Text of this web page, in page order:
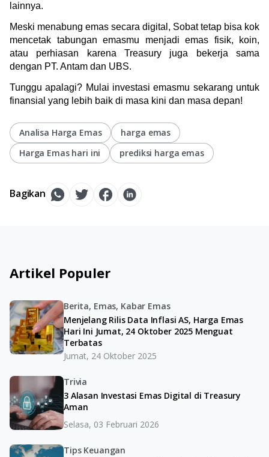
lainnya.
Meski menabung emas secara digital, Sobat tetap bisa kok
mencetak tabungan emasmu menjadi emas fisik, koin,
atau perhiasan karena Treasury juga bekerja sama
dengan PT. Antam dan UBS.
Tunggu apalagi? Mulai investasi emasmu sekarang untuk
finansial yang lebih baik di masa kini dan masa depan!
Analisa Harga Emas
harga emas
Harga Emas hari ini
prediksi harga emas
Bagikan
Artikel Populer
Berita, Emas, Kabar Emas
Menjelang Rilis Data Inflasi AS, Harga Emas
Hari Ini Jumat, 24 Oktober 2025 Menguat
Terbatas
Jumat, 24 Oktober 2025
Trivia
3 Alasan Investasi Emas Digital di Treasury
Aman
Selasa, 03 Februari 2026
Tips Keuangan